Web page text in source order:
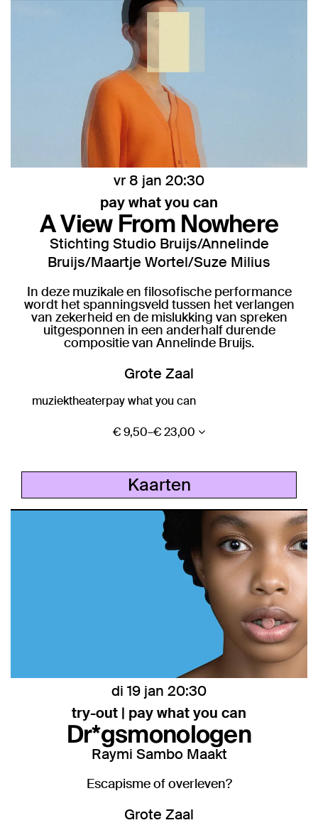
A View From Nowhere
Stichting Studio Bruijs/Annelinde
Bruijs/Maartje Wortel/Suze Milius
pay what you can
vr 8 jan 20:30
In deze muzikale en filosofische performance
wordt het spanningsveld tussen het verlangen
van zekerheid en de mislukking van spreken
uitgesponnen in een anderhalf durende
compositie van Annelinde Bruijs.
Grote Zaal
muziektheaterpay what you can
€ 9,50–€ 23,00
Kaarten
Dr*gsmonologen
Raymi Sambo Maakt
try-out | pay what you can
di 19 jan 20:30
Escapisme of overleven?
Grote Zaal